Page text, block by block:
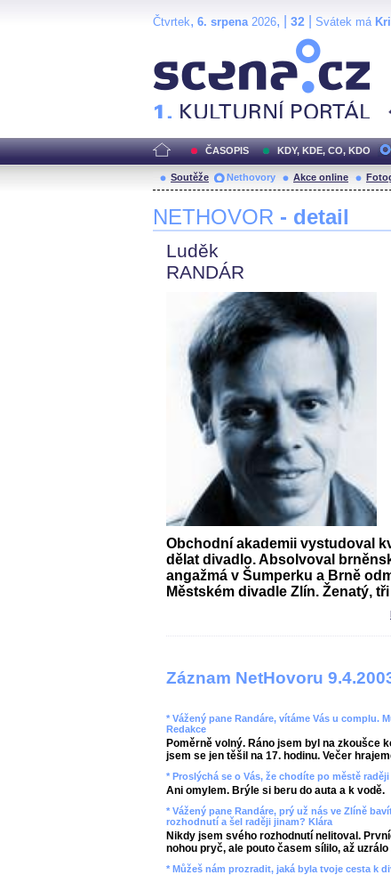
Čtvrtek, 6. srpena2026, | 32 Svátek má
ČASOPIS KDY, KDE, CO, KDO
Soutěže Nethovory Akce online
NETHOVOR - detail
Luděk
RANDÁR
Obchodní akademii vystudoval
dělat divadlo. Absolvoval
angažmá v Šumperku a Brně
Městském divadle Zlín. Ženatý,
Záznam NetHovoru
* Vážený pane Randáre, vítáme Vás u complu.
Redakce
Poměrně volný. Ráno jsem byl na zkoušce
jsem se jen těšil na 17. hodinu. Večer
* Proslýchá se o Vás, že chodíte po městě
Ani omylem. Brýle si beru do auta a k vodě.
* Vážený pane Randáre, prý už nás ve Zlíně
rozhodnutí a šel raději jinam? Klára
Nikdy jsem svého rozhodnutí nelitoval.
nohou pryč, ale pouto časem sílilo, až
* Můžeš nám prozradit, jaká byla tvoje cesta k